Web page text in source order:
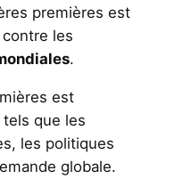
premières est
les
.
est
que les
les politiques
globale.